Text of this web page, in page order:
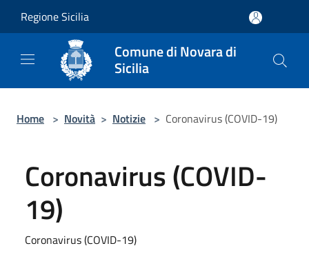
Regione Sicilia
Comune di Novara di
Sicilia
Home > Novità > Notizie > Coronavirus (COVID-19)
Coronavirus (COVID-
19)
Coronavirus (COVID-19)